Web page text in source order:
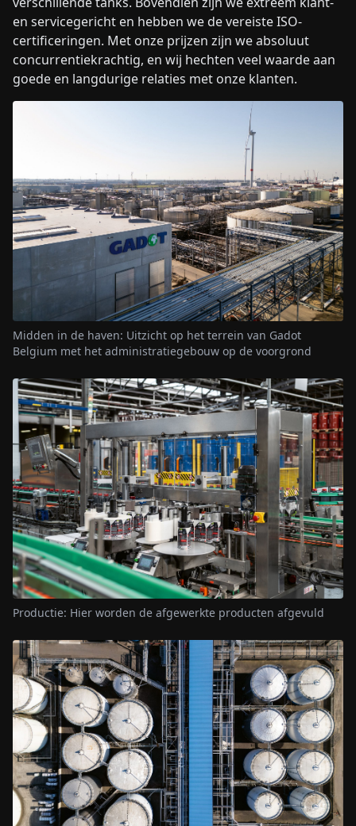
en servicegericht en hebben we de vereiste ISO-
certificeringen. Met onze prijzen zijn we absoluut
concurrentiekrachtig, en wij hechten veel waarde aan
goede en langdurige relaties met onze klanten.
Midden in de haven: Uitzicht op het terrein van Gadot
Belgium met het administratiegebouw op de voorgrond
Productie: Hier worden de afgewerkte producten afgevuld